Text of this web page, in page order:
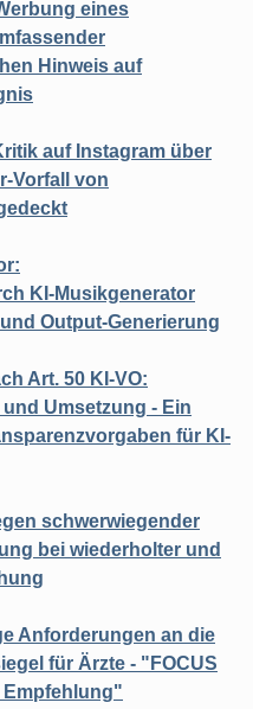
eines
Hinweis auf
auf Instagram über
Vorfall von
KI-Musikgenerator
Output-Generierung
Art. 50 KI-VO:
Umsetzung - Ein
für KI-
schwerwiegender
bei wiederholter und
Anforderungen an die
für Ärzte - "FOCUS
Empfehlung"